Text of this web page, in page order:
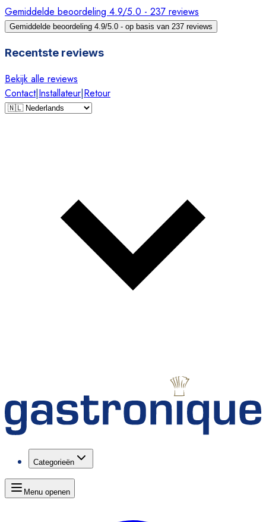
Gemiddelde beoordeling 4.9/5.0 - 237 reviews
Gemiddelde beoordeling 4.9/5.0 - op basis van 237 reviews
Recentste reviews
Bekijk alle reviews
Contact|Installateur|Retour
Categorieën
Menu openen